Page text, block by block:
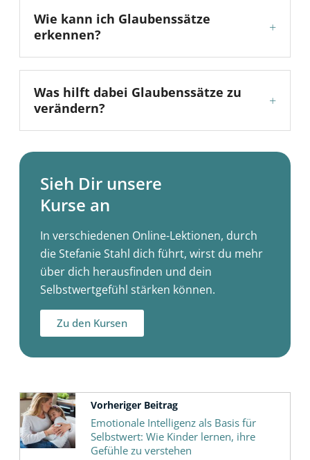
Wie kann ich Glaubenssätze
erkennen?
+
Was hilft dabei Glaubenssätze zu
verändern?
+
Sieh Dir unsere
Kurse an
In verschiedenen Online-Lektionen, durch
die Stefanie Stahl dich führt, wirst du mehr
über dich herausfinden und dein
Selbstwertgefühl stärken können.
Zu den Kursen
Vorheriger Beitrag
Emotionale Intelligenz als Basis für
Selbstwert: Wie Kinder lernen, ihre
Gefühle zu verstehen